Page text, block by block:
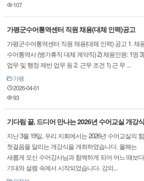
107
가평군수어통역센터 직원 채용(대체 인력)공고
가평군수어통역센터 직원 채용(대체 인력) 공고 1. 채
수어통역사 (병가휴직 대체 계약직) 2) 채용인원: 1명
업무 및 행정 제반 업무 등 2. 근무 조건 1) 근 무 ...
가평
2026-04-01
93
기다림 끝, 드디어 만나는 2026년 수어교실 개강식
지난 3월 19일, 우리 지회에서는 2026년 수어교실의
첫걸음을 알리는 개강식을 개최하였습니다. 올해는
새롭게 모신 수어강사님과 함께하게 되어 어느 때보
기대와 설렘 속에서 시작되었습니다. 강의...